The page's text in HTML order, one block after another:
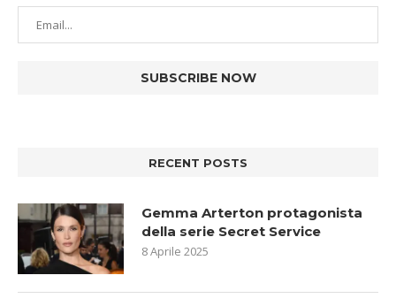
RECENT POSTS
Gemma Arterton protagonista
della serie Secret Service
8 Aprile 2025